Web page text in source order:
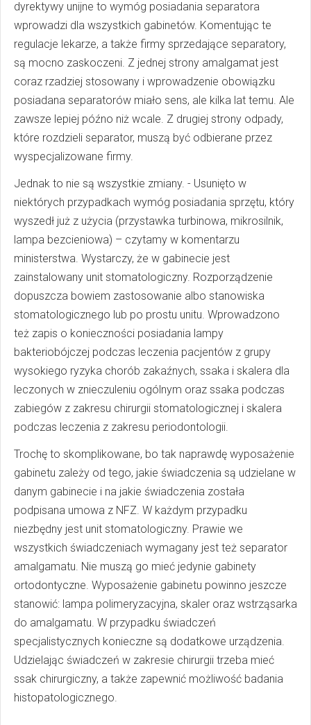
dyrektywy unijne to wymóg posiadania separatora
wprowadzi dla wszystkich gabinetów. Komentując te
regulacje lekarze, a także firmy sprzedające separatory,
są mocno zaskoczeni. Z jednej strony amalgamat jest
coraz rzadziej stosowany i wprowadzenie obowiązku
posiadana separatorów miało sens, ale kilka lat temu. Ale
zawsze lepiej późno niż wcale. Z drugiej strony odpady,
które rozdzieli separator, muszą być odbierane przez
wyspecjalizowane firmy.
Jednak to nie są wszystkie zmiany. - Usunięto w
niektórych przypadkach wymóg posiadania sprzętu, który
wyszedł już z użycia (przystawka turbinowa, mikrosilnik,
lampa bezcieniowa) – czytamy w komentarzu
ministerstwa. Wystarczy, że w gabinecie jest
zainstalowany unit stomatologiczny. Rozporządzenie
dopuszcza bowiem zastosowanie albo stanowiska
stomatologicznego lub po prostu unitu. Wprowadzono
też zapis o konieczności posiadania lampy
bakteriobójczej podczas leczenia pacjentów z grupy
wysokiego ryzyka chorób zakaźnych, ssaka i skalera dla
leczonych w znieczuleniu ogólnym oraz ssaka podczas
zabiegów z zakresu chirurgii stomatologicznej i skalera
podczas leczenia z zakresu periodontologii.
Trochę to skomplikowane, bo tak naprawdę wyposażenie
gabinetu zależy od tego, jakie świadczenia są udzielane w
danym gabinecie i na jakie świadczenia została
podpisana umowa z NFZ. W każdym przypadku
niezbędny jest unit stomatologiczny. Prawie we
wszystkich świadczeniach wymagany jest też separator
amalgamatu. Nie muszą go mieć jedynie gabinety
ortodontyczne. Wyposażenie gabinetu powinno jeszcze
stanowić: lampa polimeryzacyjna, skaler oraz wstrząsarka
do amalgamatu. W przypadku świadczeń
specjalistycznych konieczne są dodatkowe urządzenia.
Udzielając świadczeń w zakresie chirurgii trzeba mieć
ssak chirurgiczny, a także zapewnić możliwość badania
histopatologicznego.